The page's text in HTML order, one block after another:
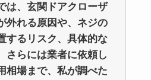
は、玄関ドアクローザ
外れる原因や、ネジの
するリスク、具体的な
さらには業者に依頼し
相場まで、私が調べた